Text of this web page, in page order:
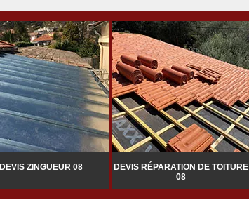
DEVIS ZINGUEUR 08
DEVIS RÉPARATION DE TOITURE
08